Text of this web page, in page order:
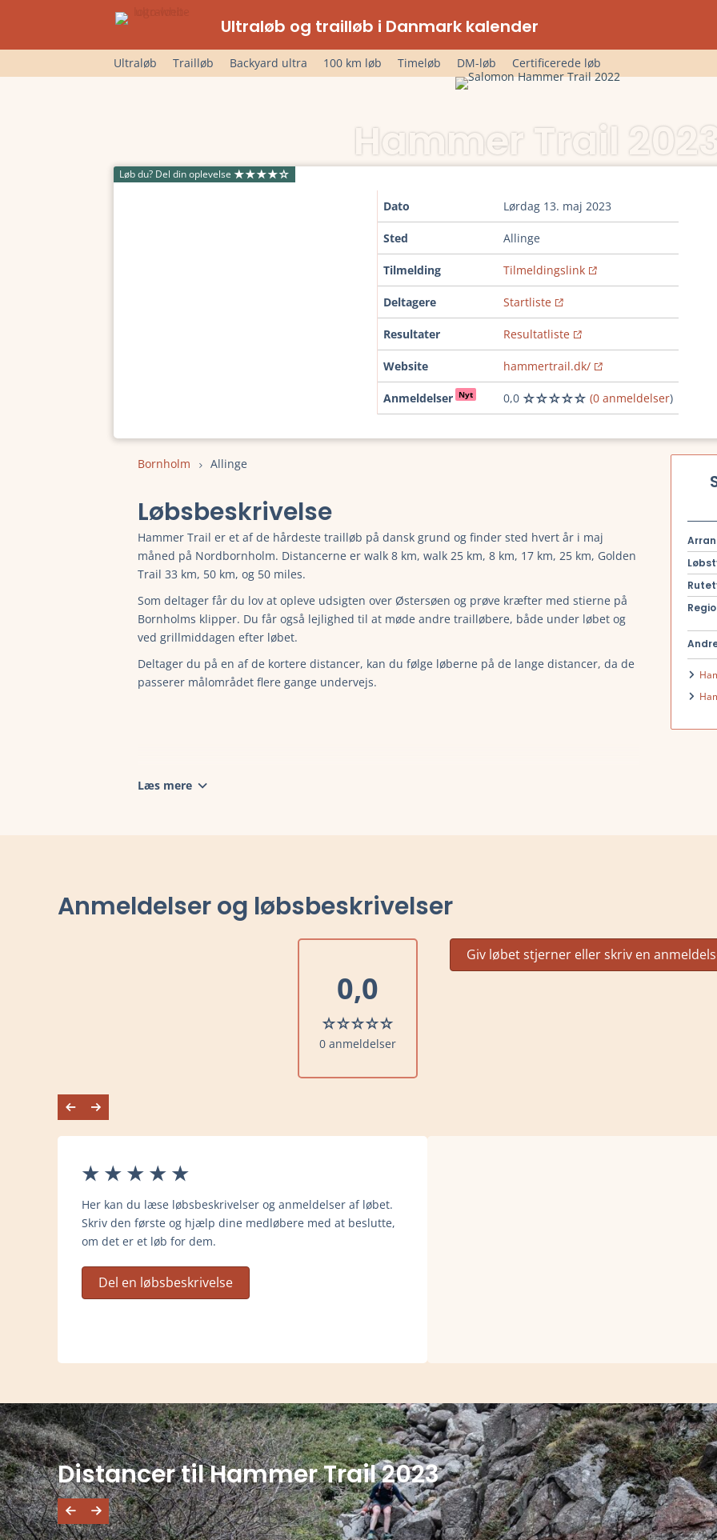
Ultraløb og trailløb i Danmark kalender
Ultraløb Trailløb Backyard ultra 100 km løb Timeløb DM-løb Certificerede løb
Hammer Trail
Løb du? Del din oplevelse
Dato lørdag 13. maj 2023
Sted Allinge
Tilmelding Tilmeldingslink
Deltagere Startliste
Resultater Resultatliste
Website hammertrail.dk/
Anmeldelser Nyt 0,0 (0 anmeldelser)
Bornholm Allinge
Løbsbeskrivelse
Hammer Trail er et af de hårdeste trailløb på dansk grund og finder sted hvert år i maj
måned på Nordbornholm. Distancerne er walk 8 km, walk 25 km, 8 km, 17 km, 25 km, Golden
Trail 33 km, 50 km, og 50 miles.
Som deltager får du lov at opleve udsigten over Østersøen og prøve kræfter med stierne på
Bornholms klipper. Du får også lejlighed til at møde andre trailløbere, både under løbet og
ved grillmiddagen efter løbet.
Deltager du på en af de kortere distancer, kan du følge løberne på de lange distancer, da de
passerer målområdet flere gange undervejs.
Læs mere
Anmeldelser og løbsbeskrivelser
0,0
0 anmeldelser
Giv løbet stjerner eller skriv en
Her kan du læse løbsbeskrivelser og anmeldelser af løbet.
Skriv den første og hjælp dine medløbere med at beslutte,
om det er et løb for dem.
Del en løbsbeskrivelse
Distancer til Hammer Trail 2023